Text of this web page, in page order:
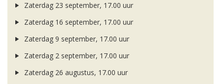
Zaterdag 23 september, 17.00 uur
Zaterdag 16 september, 17.00 uur
Zaterdag 9 september, 17.00 uur
Zaterdag 2 september, 17.00 uur
Zaterdag 26 augustus, 17.00 uur